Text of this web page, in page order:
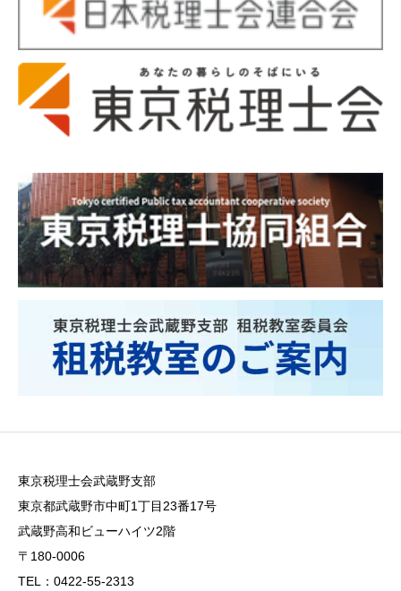
東京税理士会武蔵野支部
東京都武蔵野市中町1丁目23番17号
武蔵野高和ビューハイツ2階
〒180-0006
TEL：0422-55-2313